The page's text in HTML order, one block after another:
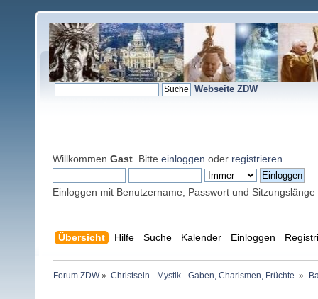
Webseite ZDW
Willkommen Gast . Bitte einloggen oder registrieren
Einloggen mit Benutzername, Passwort und Sitzungslänge
Übersicht Hilfe Suche Kalender Einloggen
Forum ZDW» Christsein - Mystik - Gaben, Charismen, Früchte. »